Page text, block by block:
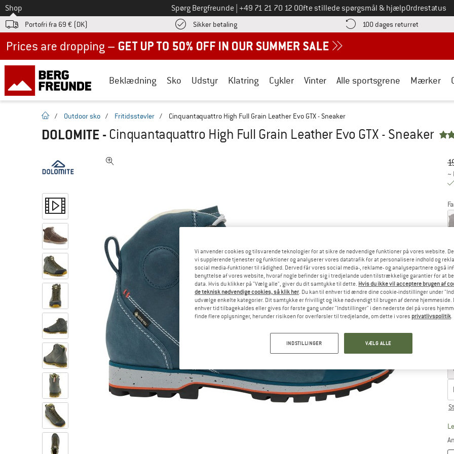
Til
Shop Spørg Bergfreunde Ring til os på
+49 71 21 70 12 0Ofte stillede spørgsmål & hjælpOrdrestatus
Portofri fra 69 € (DK) Sikker betalingFind betalingsoplysningerne her! Åbnes i en infoboks
100 dages returret Gå til
Beklædning Sko Udstyr Klatring Cykler Vinter Alle sportsgrene Mærker
Hjemmeside
/ Outdoor sko / Fritidsstøvler / Cinquantaquattro High Full Grain Leather Evo GTX - Sneaker
DOLOMITE - Cinquantaquattro High Full Grain Leather Evo GTX - Sneaker
~
Vi anvender cookies og tilsvarende teknologier for at sikre de nødvendige funktioner på vores website.
vi supplerende tjenester og funktioner og analyserer vores datatrafik for at personalisere indhold og
social media-funktioner til rådighed. Derved får vores social media-, reklame- og analysepartnere også
benyttelse af vores website, hvoraf nogle befinder sig i tredjelande uden tilstrækkelige garantier for at
data. Hvis du klikker på "Vælg alle", giver du dit samtykke til dette. Hvis du ikke vil acceptere brugen af
de teknisk nødvendige cookies, så klik her. Du kan til enhver tid ændre dine cookie-indstillinger under
udvælge enkelte kategorier. Dit samtykke er frivilligt og ikke nødvendigt til brugen af denne hjemmeside.
enhver tid tilbagekaldes eller gives for første gang under "Indstillinger" i den nederste del på vores
finde flere oplysninger, herunder risikoen for overførsler til tredjelande, om dette i vores privatlivspolitik.
INDSTILLINGER VÆLG ALLE